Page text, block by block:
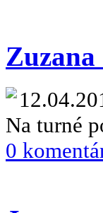
Na turné
0